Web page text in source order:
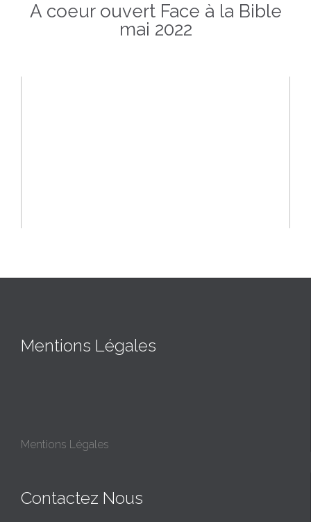
A coeur ouvert Face à la Bible
mai 2022
Mentions Légales
Mentions Légales
Contactez Nous